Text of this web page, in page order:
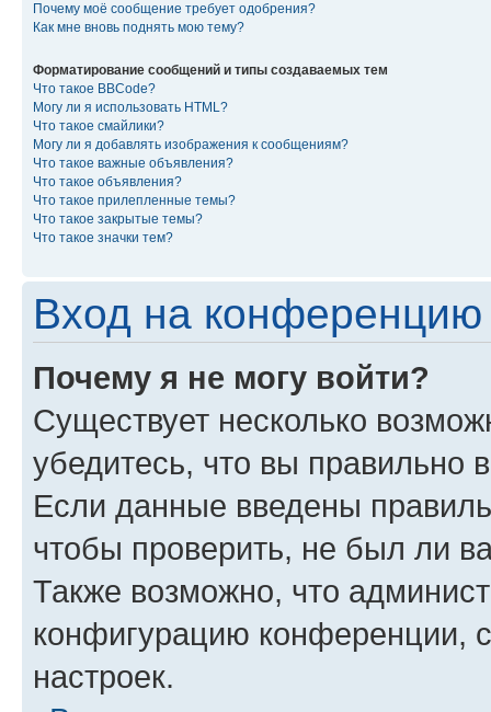
Почему моё сообщение требует одобрения?
Как мне вновь поднять мою тему?
Форматирование сообщений и типы создаваемых тем
Что такое BBCode?
Могу ли я использовать HTML?
Что такое смайлики?
Могу ли я добавлять изображения к сообщениям?
Что такое важные объявления?
Что такое объявления?
Что такое прилепленные темы?
Что такое закрытые темы?
Что такое значки тем?
Вход на конференцию
Почему я не могу войти?
Существует несколько
убедитесь, что вы правильно
Если данные введены
чтобы проверить, не был ли
Также возможно, что
конфигурацию конференции,
настроек.